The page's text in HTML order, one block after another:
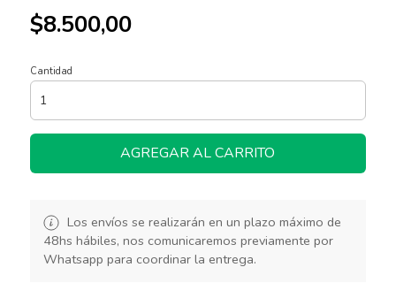
$8.500,00
Cantidad
AGREGAR AL CARRITO
Los envíos se realizarán en un plazo máximo de
48hs hábiles, nos comunicaremos previamente por
Whatsapp para coordinar la entrega.